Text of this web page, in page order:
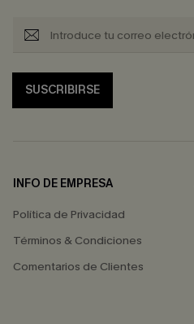
SUSCRIBIRSE
INFO DE EMPRESA
Política de Privacidad
Términos & Condiciones
Comentarios de Clientes